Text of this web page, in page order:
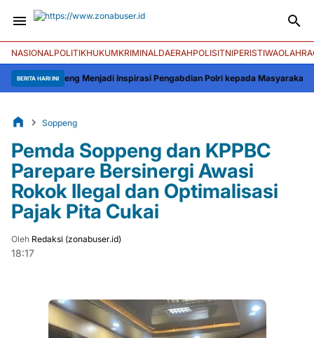
NASIONALPOLITIKHUKUMKRIMINALDAERAHPOLISITNIPERISTIWA
BERITA HARI INIMenjadi Inspirasi Pengabdian Polri kepada MasyarakatBupati
Soppeng
Pemda Soppeng dan KPPBC
Parepare Bersinergi Awasi
Rokok Ilegal dan Optimalisasi
Pajak Pita Cukai
Oleh Redaksi (zonabuser.id)
18:17